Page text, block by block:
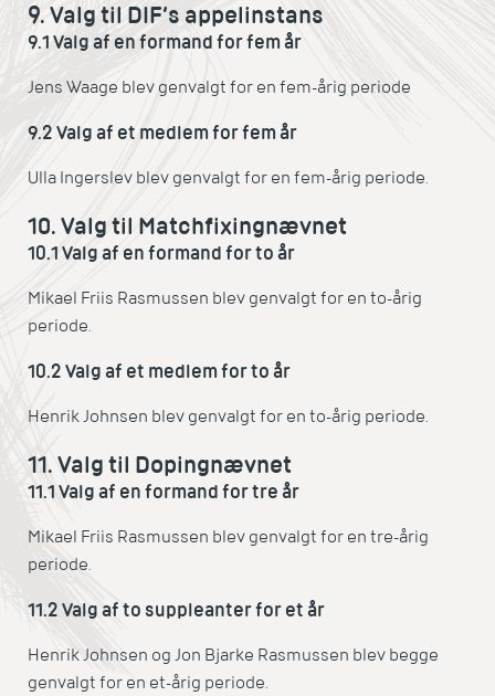
9. Valg til DIF’s appelinstans
9.1 Valg af en formand for fem år
Jens Waage blev genvalgt for en fem-årig periode
9.2 Valg af et medlem for fem år
Ulla Ingerslev blev genvalgt for en fem-årig periode.
10. Valg til Matchfixingnævnet
10.1 Valg af en formand for to år
Mikael Friis Rasmussen blev genvalgt for en to-årig
periode.
10.2 Valg af et medlem for to år
Henrik Johnsen blev genvalgt for en to-årig periode.
11. Valg til Dopingnævnet
11.1 Valg af en formand for tre år
Mikael Friis Rasmussen blev genvalgt for en tre-årig
periode.
11.2 Valg af to suppleanter for et år
Henrik Johnsen og Jon Bjarke Rasmussen blev begge
genvalgt for en et-årig periode.